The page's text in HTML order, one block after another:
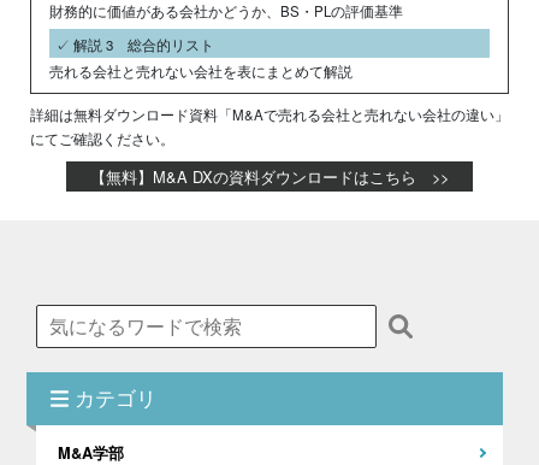
財務的に価値がある会社かどうか、BS・PLの評価基準
✓ 解説 3 総合的リスト
売れる会社と売れない会社を表にまとめて解説
詳細は無料ダウンロード資料「M&Aで売れる会社と売れない会社の違い」
にてご確認ください。
【無料】M&A DXの資料ダウンロードはこちら >>
カテゴリ
M&A学部